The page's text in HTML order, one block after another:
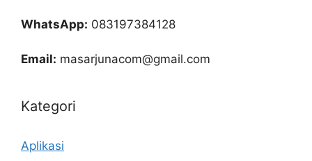
WhatsApp: 083197384128
Email: masarjunacom@gmail.com
Kategori
Aplikasi